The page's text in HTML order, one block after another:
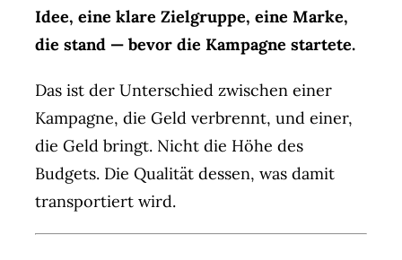
Idee, eine klare Zielgruppe, eine Marke,
die stand — bevor die Kampagne startete.
Das ist der Unterschied zwischen einer
Kampagne, die Geld verbrennt, und einer,
die Geld bringt. Nicht die Höhe des
Budgets. Die Qualität dessen, was damit
transportiert wird.